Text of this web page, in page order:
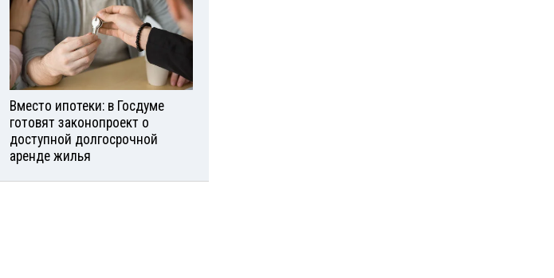
Вместо ипотеки: в Госдуме
готовят законопроект о
доступной долгосрочной
аренде жилья